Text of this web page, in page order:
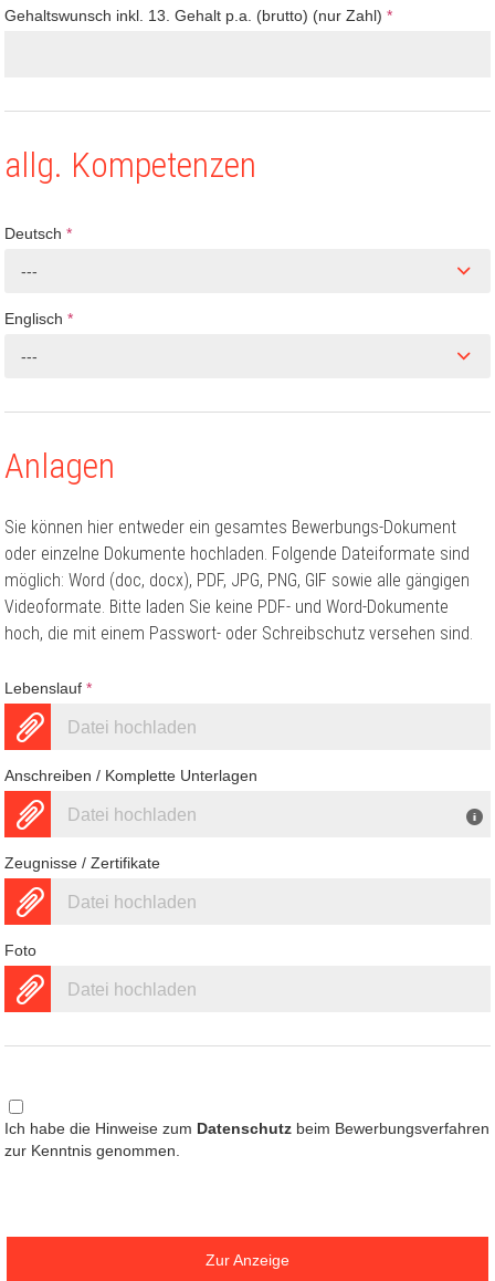
Gehaltswunsch inkl. 13. Gehalt p.a. (brutto) (nur Zahl)*
allg. Kompetenzen
Deutsch*
---
Englisch*
---
Anlagen
Sie können hier entweder ein gesamtes Bewerbungs-Dokument
oder einzelne Dokumente hochladen. Folgende Dateiformate sind
möglich: Word (doc, docx), PDF, JPG, PNG, GIF sowie alle gängigen
Videoformate. Bitte laden Sie keine PDF- und Word-Dokumente
hoch, die mit einem Passwort- oder Schreibschutz versehen sind.
Lebenslauf*
Datei hochladen
Anschreiben / Komplette Unterlagen
Datei hochladen
Zeugnisse / Zertifikate
Datei hochladen
Foto
Datei hochladen
Ich habe die Hinweise zum Datenschutz beim Bewerbungsverfahren
zur Kenntnis genommen.
Zur Anzeige